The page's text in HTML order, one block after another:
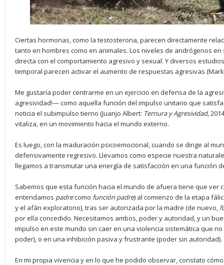
Ciertas hormonas, como la testosterona, parecen directamente
tanto en hombres como en animales. Los niveles de andrógenos
directa con el comportamiento agresivo y sexual. Y diversos
temporal parecen activar el aumento de respuestas agresivas
Me gustaría poder centrarme en un ejercicio en defensa de la
agresividad!— como aquella función del impulso unitario que
noticia el subimpulso tierno (Juanjo Albert: Ternura y Agresividad,
vitaliza, en un movimiento hacia el mundo externo.
Es luego, con la maduración psicoemocional, cuando se dirige al
defensivamente regresivo. Llevamos como especie nuestra
llegamos a transmutar una energía de satisfacción en una función
Sabemos que esta función hacia el mundo de afuera tiene que ver
entendamos padrecomo función padre) al comienzo de la etapa
y el afán exploratorio), tras ser autorizada por la madre (de nuevo,
por ella concedido. Necesitamos ambos, poder y autoridad, y un
impulso en este mundo sin caer en una violencia sistemática que
poder), o en una inhibición pasiva y frustrante (poder sin autoridad).
En mi propia vivencia y en lo que he podido observar, constato